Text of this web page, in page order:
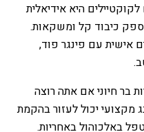
היא אידיאלית
כיבוד קל ומשקאות.
אישית עם פינגר פוד,
בר חיוני אם אתה רוצה
מקצועי יכול לעזור בהקמת
באלכוהול באחריות.